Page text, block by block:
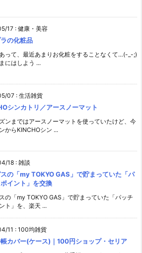
17 : 健康・美容
の化粧品
って、最近あまりお化粧をすることなくて…(-_-;)
にはしよう ...
07 : 生活雑貨
シンカトリ／アースノーマット
ンまではアースノーマットを使っていたけど、今
からKINCHOシン ...
18 : 雑談
の「my TOKYO GAS」で貯まっていた「パ
イント」を交換
の「my TOKYO GAS」で貯まっていた「パッチ
ト」を、楽天 ...
11 : 100均雑貨
カバー(ケース)｜100円ショップ・セリア